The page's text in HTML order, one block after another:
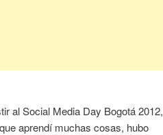
al Social Media Day Bogotá 2012,
aprendí muchas cosas, hubo